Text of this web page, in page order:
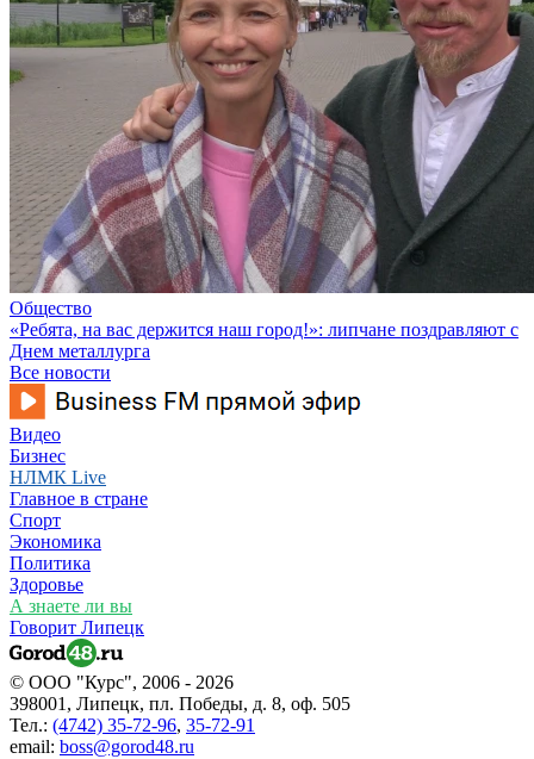
Общество
«Ребята, на вас держится наш город!»: липчане поздравляют с
Днем металлурга
Все новости
Видео
Бизнес
НЛМК Live
Главное в стране
Спорт
Экономика
Политика
Здоровье
А знаете ли вы
Говорит Липецк
© ООО "Курс", 2006 - 2026
398001, Липецк, пл. Победы, д. 8, оф. 505
Тел.: (4742) 35-72-96, 35-72-91
email: boss@gorod48.ru